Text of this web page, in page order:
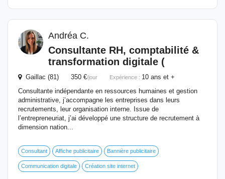
Andréa C.
Consultante RH, comptabilité &
transformation digitale (
Gaillac (81) 350 €/jour Expérience : 10 ans et +
Consultante indépendante en ressources humaines et gestion
administrative, j’accompagne les entreprises dans leurs
recrutements, leur organisation interne. Issue de
l’entrepreneuriat, j’ai développé une structure de recrutement à
dimension nation...
Consultant Affiche publicitaire Bannière publicitaire
Communication digitale Création site internet